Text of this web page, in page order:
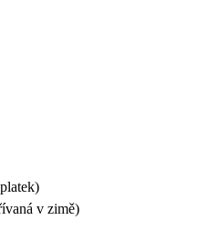
v zimě)